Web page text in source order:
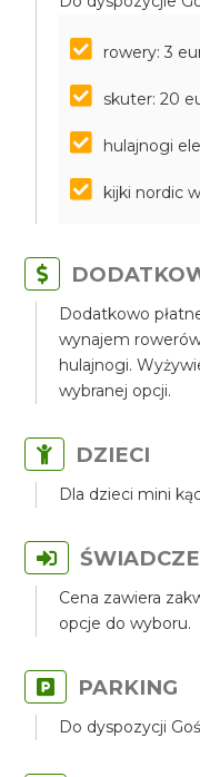
rowery: 3
skuter: 20
hulajnogi
kijki nordic
Dodatkowo
wynajem
hulajnogi.
wybranej opcji.
DZIECI
Dla dzieci mini
Cena zawiera
opcje do wyboru.
PARKING
Do dyspozycji